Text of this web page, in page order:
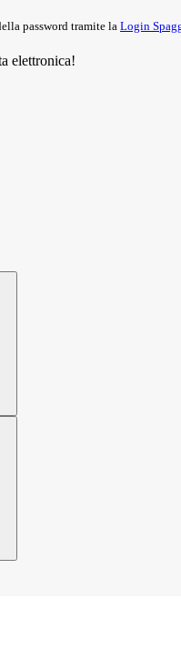
password tramite la Login
elettronica!